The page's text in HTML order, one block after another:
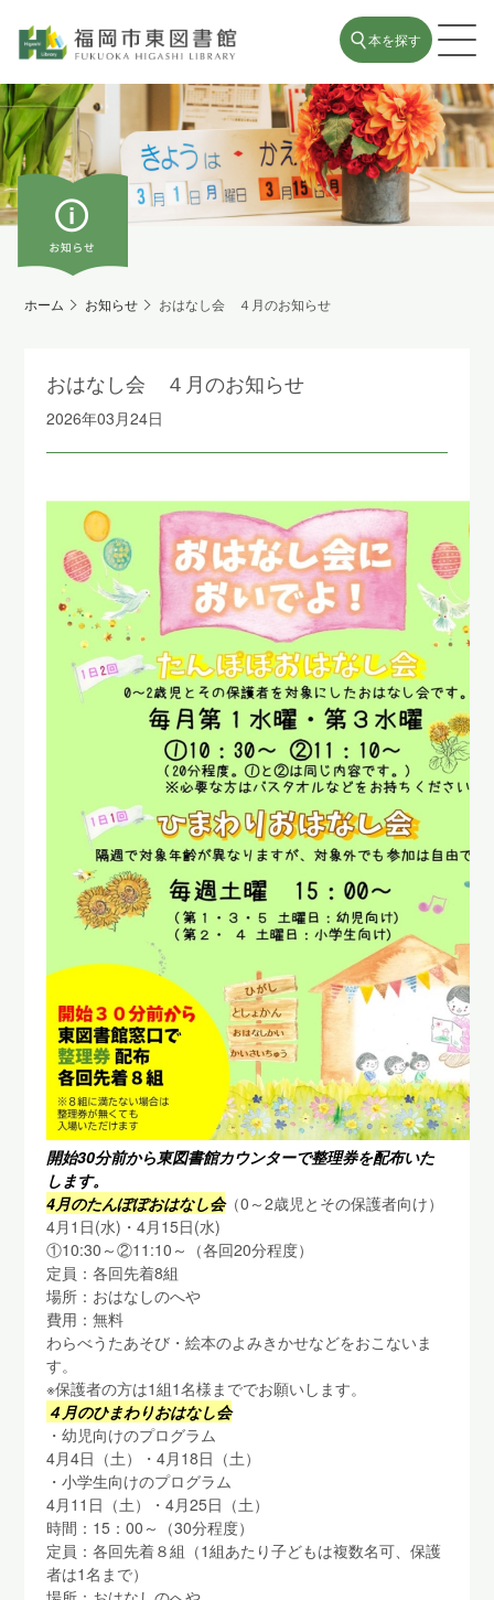
本を探す
ホーム お知らせ おはなし会 ４月のお知らせ
おはなし会 ４月のお知らせ
2026年03月24日
開始30分前から東図書館カウンターで整理券を配布いた
します。
4月のたんぽぽおはなし会（0～2歳児とその保護者向け）
4月1日(水)・4月15日(水)
①10:30～②11:10～（各回20分程度）
定員：各回先着8組
場所：おはなしのへや
費用：無料
わらべうたあそび・絵本のよみきかせなどをおこないま
す。
※保護者の方は1組1名様まででお願いします。
４月のひまわりおはなし会
・幼児向けのプログラム
4月4日（土）・4月18日（土）
・小学生向けのプログラム
4月11日（土）・4月25日（土）
時間：15：00～（30分程度）
定員：各回先着８組（1組あたり子どもは複数名可、保護
者は1名まで）